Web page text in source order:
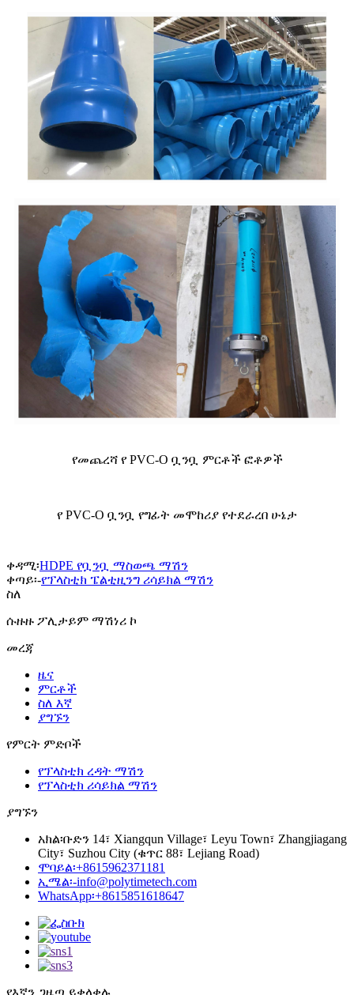
የመጨረሻ የ PVC-O ቧንቧ ምርቶች ፎቶዎች
የ PVC-O ቧንቧ የግፊት መሞከሪያ የተደራረበ ሁኔታ
ቀዳሚ፡HDPE የቧንቧ ማስወጫ ማሽን
ቀጣይ፡-የፕላስቲክ ፔልቲዚንግ ሪሳይክል ማሽን
ስለ
ሱዙዙ ፖሊታይም ማሽነሪ ኮ
መረጃ
ዜና
ምርቶች
ስለ እኛ
ያግኙን
የምርት ምድቦች
የፕላስቲክ ረዳት ማሽን
የፕላስቲክ ሪሳይክል ማሽን
ያግኙን
አክል፡ቡድን 14፣ Xiangqun Village፣ Leyu Town፣ Zhangjiagang
City፣ Suzhou City (ቁጥር 88፣ Lejiang Road)
ሞባይል፡+8615962371181
ኢሜል፡-info@polytimetech.com
WhatsApp፡+8615851618647
የእኛን ጋዜጣ ይቀላቀሉ